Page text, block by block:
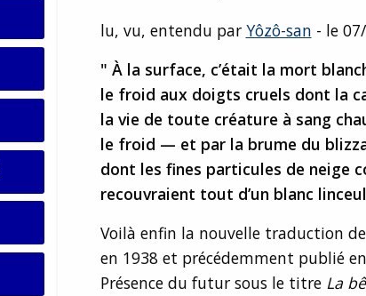
lu, vu, entendu par Yôzô-san - le
" À la surface, c’était la mort
le froid aux doigts cruels dont la
la vie de toute créature à sang
le froid — et par la brume du
dont les fines particules de neige
recouvraient tout d’un blanc
Voilà enfin la nouvelle traduction de
en 1938 et précédemment publié
Présence du futur sous le titre La